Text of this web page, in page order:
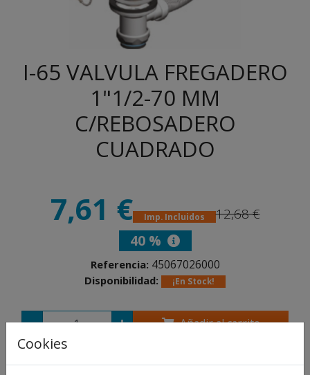
I-65 VALVULA FREGADERO
1"1/2-70 MM
C/REBOSADERO
CUADRADO
7,61 € Imp. Incluidos
12,68 €
40 %
Referencia: 45067026000
Disponibilidad: ¡En Stock!
Añadir al carrito
Cookies